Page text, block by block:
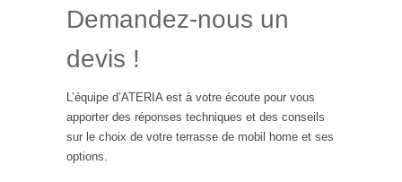
Demandez-nous un
devis !
L’équipe d’ATERIA est à votre écoute pour vous
apporter des réponses techniques et des conseils
sur le choix de votre terrasse de mobil home et ses
options.